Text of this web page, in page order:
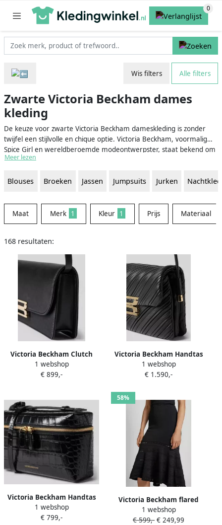
Wis filters Alle filters
Zwarte Victoria Beckham dames
kleding
De keuze voor zwarte Victoria Beckham dameskleding is zonder
twijfel een stijlvolle en chique optie. Victoria Beckham, voormalig
Spice Girl en wereldberoemde modeontwerpster, staat bekend om
haar verfijnde en tijdloze ontwerpen die elegantie en klasse
kleurenpalet dat gemakkelijk te combineren is met andere kleuren
kledingstukken zoals jurken, rokken, blouses en broeken, die
allemaal even smaakvol en modieus zijn.
Meer lezen
Blouses Broeken Jassen Jumpsuits Jurken
Maat Merk 1 Kleur 1 Prijs Materiaal
168 resultaten:
Victoria Beckham Clutch
met gouden logo-sluiting
model 'DORIANEAST-WEST'
1 webshop
€ 899,-
Victoria Beckham Handtas
met gladde leerlook en
metalen sluiting
1 webshop
€ 1.590,-
Victoria Beckham Handtas
met ritssluiting rondom
model 'VANITY'
1 webshop
€ 799,-
58%
Victoria Beckham flared
midirok met ajourwerk
1 webshop
€ 599,- € 249,99